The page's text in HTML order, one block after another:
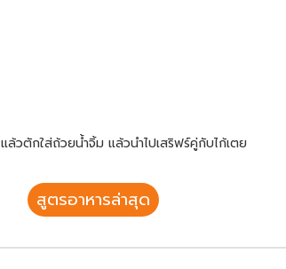
วตักใส่ถ้วยน้ำจิ้ม แล้วนำไปเสริฟร์คู่กับไก้เตย
สูตรอาหารล่าสุด